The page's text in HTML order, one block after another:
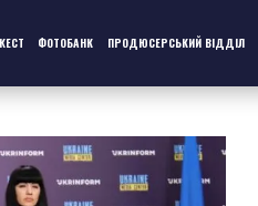
ФОТОБАНК ПРОДЮСЕРСЬКИЙ ВІДДІЛ